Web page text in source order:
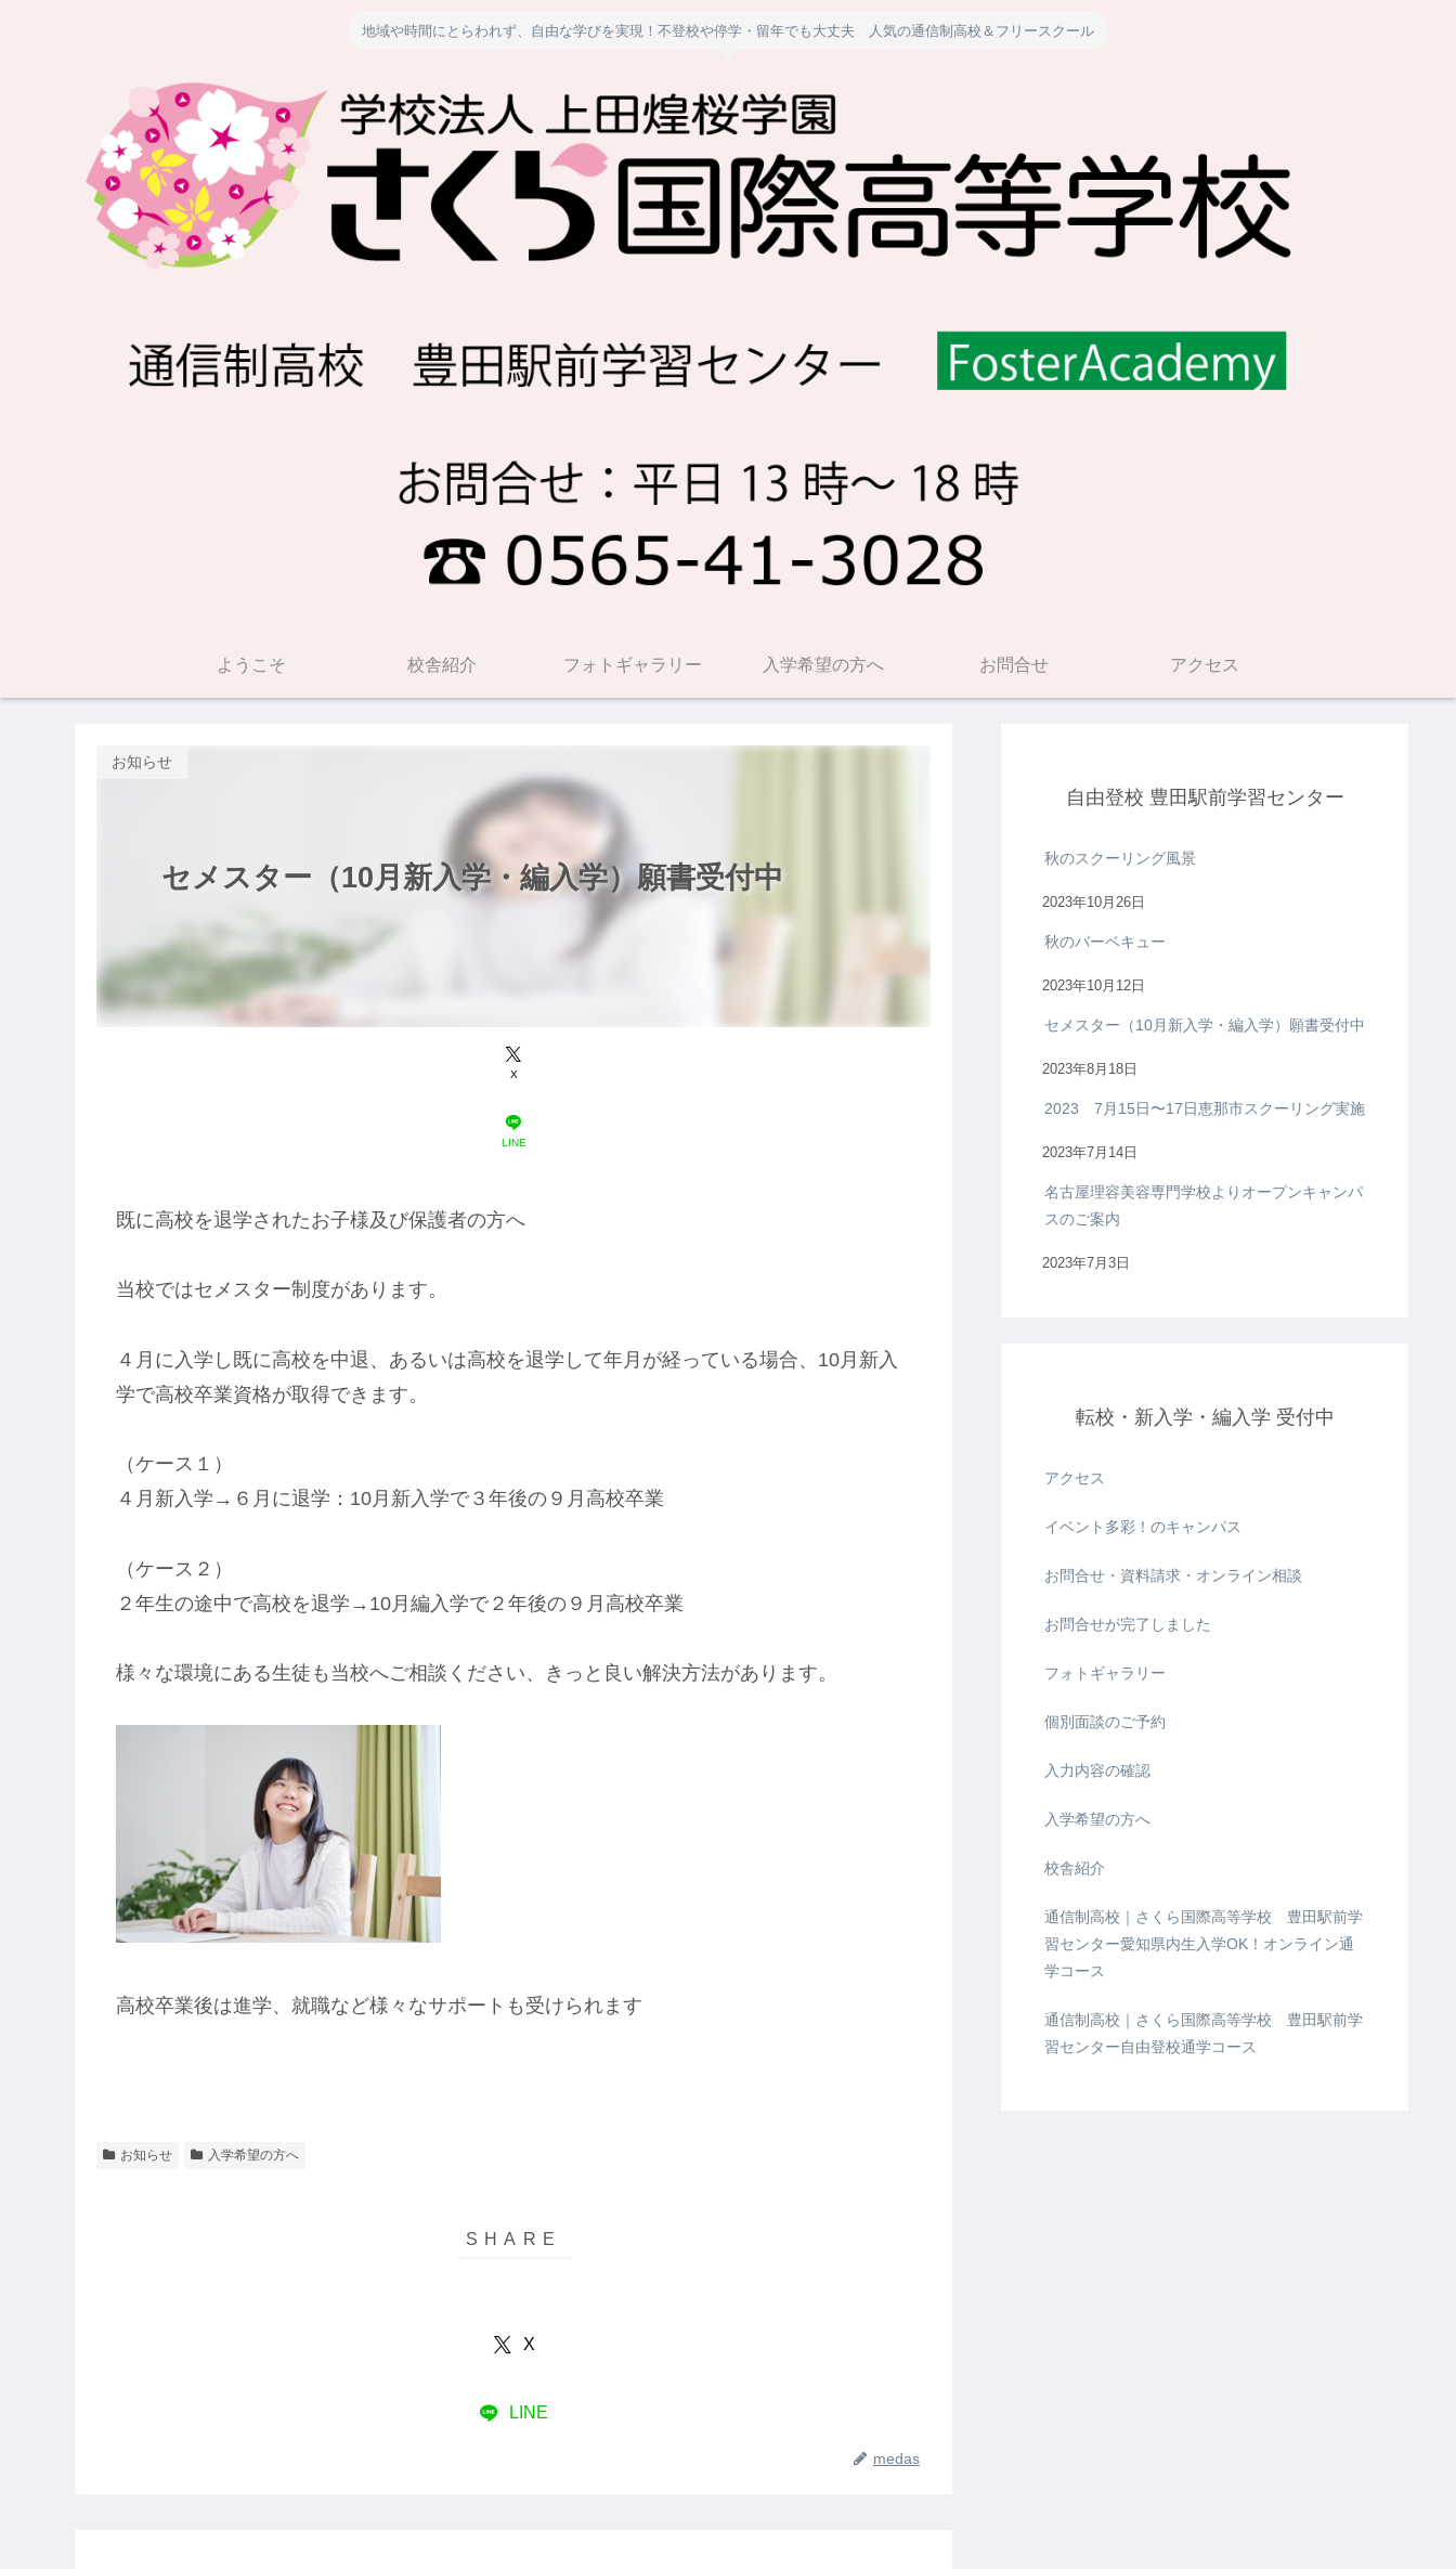
地域や時間にとらわれず、自由な学びを実現！不登校や停学・留年でも大丈夫 人気の通信制高校＆フリースクール
ようこそ 校舎紹介 フォトギャラリー 入学希望の方へ お問合せ アクセス
セメスター（10月新入学・編入学）願書受付中
お知らせ
X
LINE
既に高校を退学されたお子様及び保護者の方へ
当校ではセメスター制度があります。
４月に入学し既に高校を中退、あるいは高校を退学して年月が経っている場合、10月新入
学で高校卒業資格が取得できます。
（ケース１）
４月新入学→６月に退学：10月新入学で３年後の９月高校卒業
（ケース２）
２年生の途中で高校を退学→10月編入学で２年後の９月高校卒業
様々な環境にある生徒も当校へご相談ください、きっと良い解決方法があります。
高校卒業後は進学、就職など様々なサポートも受けられます
お知らせ 入学希望の方へ
X
LINE
medas
自由登校 豊田駅前学習センター
秋のスクーリング風景
2023年10月26日
秋のバーベキュー
2023年10月12日
セメスター（10月新入学・編入学）願書受付中
2023年8月18日
2023 7月15日〜17日恵那市スクーリング実施
2023年7月14日
名古屋理容美容専門学校よりオープンキャンパ
スのご案内
2023年7月3日
転校・新入学・編入学 受付中
アクセス
イベント多彩！のキャンパス
お問合せ・資料請求・オンライン相談
お問合せが完了しました
フォトギャラリー
個別面談のご予約
入力内容の確認
入学希望の方へ
校舎紹介
通信制高校｜さくら国際高等学校 豊田駅前学
習センター愛知県内生入学OK！オンライン通
学コース
通信制高校｜さくら国際高等学校 豊田駅前学
習センター自由登校通学コース